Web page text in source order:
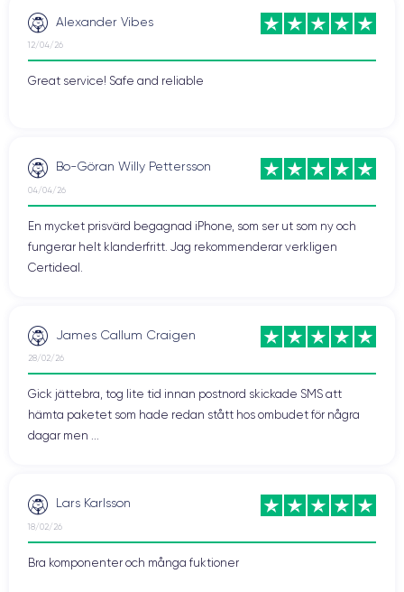
Alexander Vibes
12/04/26
Great service! Safe and reliable
Bo-Göran Willy Pettersson
04/04/26
En mycket prisvärd begagnad iPhone, som ser ut som ny och
fungerar helt klanderfritt. Jag rekommenderar verkligen
Certideal.
James Callum Craigen
28/02/26
Gick jättebra, tog lite tid innan postnord skickade SMS att
hämta paketet som hade redan stått hos ombudet för några
dagar men ...
Lars Karlsson
18/02/26
Bra komponenter och många fuktioner